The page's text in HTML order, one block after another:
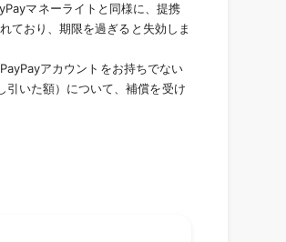
マネーライトと同様に、提携
ており、期限を過ぎると失効しま
アカウントをお持ちでない
引いた額）について、補償を受け